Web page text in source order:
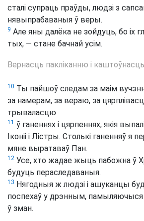
сталі супраць праўды, людзі з
нявыпрабаваныя ў веры.
9 Але яны далёка не зойдуць, бо іх
тых, — стане бачнай усім.
Вернасць пакліканню і
10 Ты пайшоў следам за маім
за намерам, за вераю, за
трываласцю
11 ў ганеннях і цярпеннях, якія
Іконіі і Лістры. Столькі ганенняў я
мяне выратаваў Пан.
12 Усе, хто жадае жыць пабожна ў
будуць пераследаваныя.
13 Нягодныя ж людзі і ашуканцы
поспехаў у дрэнным, памыляючыся
ў зман.